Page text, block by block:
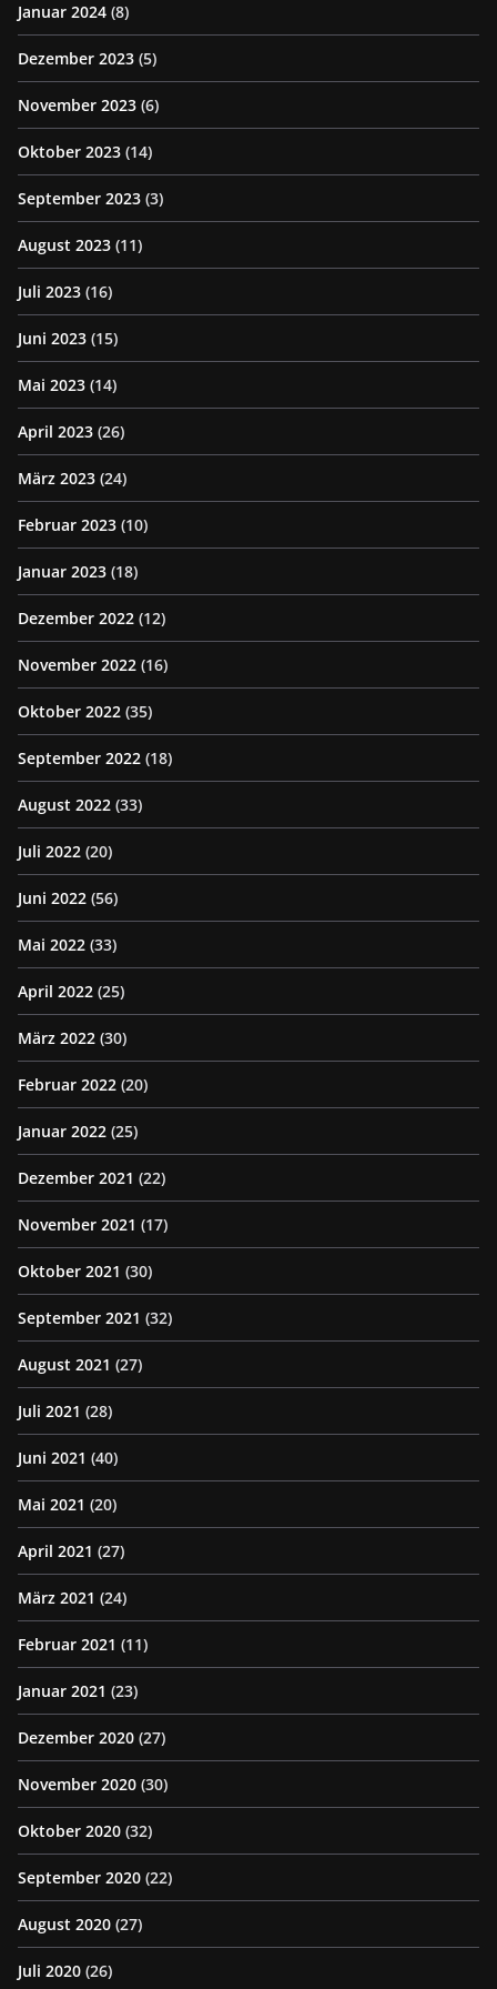
Januar 2024 (8)
Dezember 2023 (5)
November 2023 (6)
Oktober 2023 (14)
September 2023 (3)
August 2023 (11)
Juli 2023 (16)
Juni 2023 (15)
Mai 2023 (14)
April 2023 (26)
März 2023 (24)
Februar 2023 (10)
Januar 2023 (18)
Dezember 2022 (12)
November 2022 (16)
Oktober 2022 (35)
September 2022 (18)
August 2022 (33)
Juli 2022 (20)
Juni 2022 (56)
Mai 2022 (33)
April 2022 (25)
März 2022 (30)
Februar 2022 (20)
Januar 2022 (25)
Dezember 2021 (22)
November 2021 (17)
Oktober 2021 (30)
September 2021 (32)
August 2021 (27)
Juli 2021 (28)
Juni 2021 (40)
Mai 2021 (20)
April 2021 (27)
März 2021 (24)
Februar 2021 (11)
Januar 2021 (23)
Dezember 2020 (27)
November 2020 (30)
Oktober 2020 (32)
September 2020 (22)
August 2020 (27)
Juli 2020 (26)